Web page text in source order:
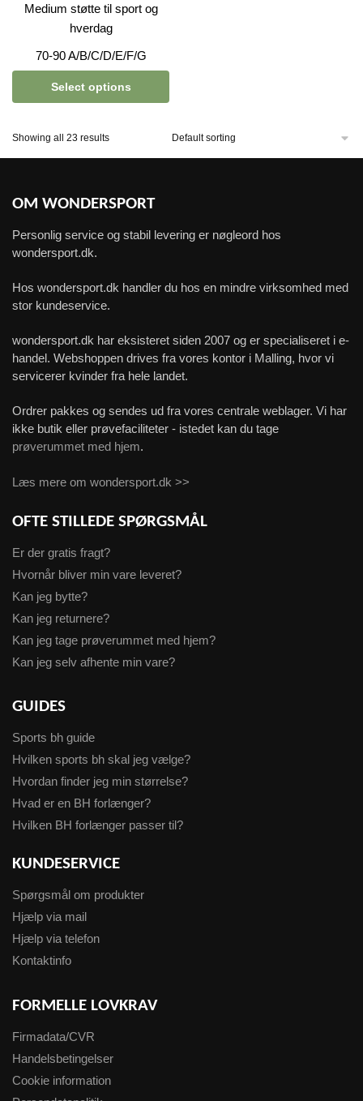
Medium støtte til sport og
hverdag
70-90 A/B/C/D/E/F/G
Select options
Showing all 23 results
OM WONDERSPORT
Personlig service og stabil levering er nøgleord hos
wondersport.dk.
Hos wondersport.dk handler du hos en mindre virksomhed med
stor kundeservice.
wondersport.dk har eksisteret siden 2007 og er specialiseret i e-
handel. Webshoppen drives fra vores kontor i Malling, hvor vi
servicerer kvinder fra hele landet.
Ordrer pakkes og sendes ud fra vores centrale weblager. Vi har
ikke butik eller prøvefaciliteter - istedet kan du tage
prøverummet med hjem.
Læs mere om wondersport.dk >>
OFTE STILLEDE SPØRGSMÅL
Er der gratis fragt?
Hvornår bliver min vare leveret?
Kan jeg bytte?
Kan jeg returnere?
Kan jeg tage prøverummet med hjem?
Kan jeg selv afhente min vare?
GUIDES
Sports bh guide
Hvilken sports bh skal jeg vælge?
Hvordan finder jeg min størrelse?
Hvad er en BH forlænger?
Hvilken BH forlænger passer til?
KUNDESERVICE
Spørgsmål om produkter
Hjælp via mail
Hjælp via telefon
Kontaktinfo
FORMELLE LOVKRAV
Firmadata/CVR
Handelsbetingelser
Cookie information